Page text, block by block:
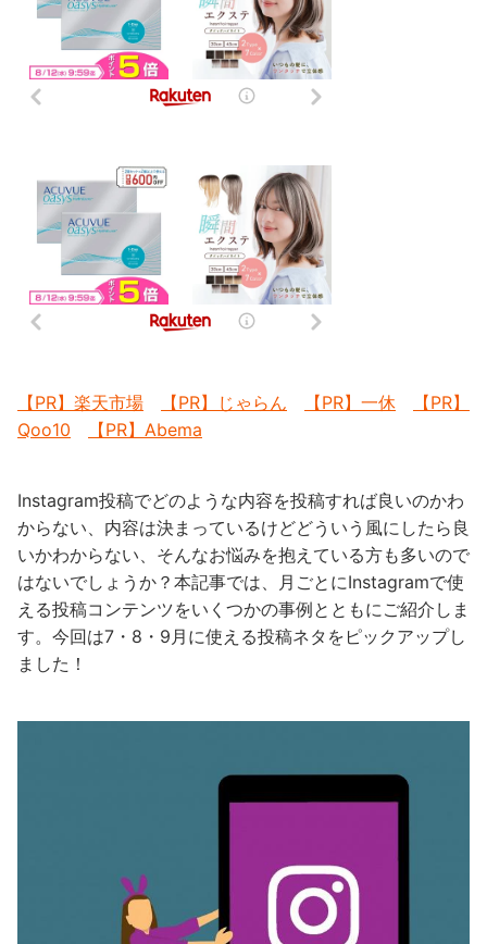
【PR】楽天市場 【PR】じゃらん 【PR】一休
【PR】
Qoo10
【PR】Abema
Instagram投稿でどのような内容を投稿すれば良いのかわ
からない、内容は決まっているけどどういう風にしたら良
いかわからない、そんなお悩みを抱えている方も多いので
はないでしょうか？本記事では、月ごとにInstagramで使
える投稿コンテンツをいくつかの事例とともにご紹介しま
す。今回は7・8・9月に使える投稿ネタをピックアップし
ました！